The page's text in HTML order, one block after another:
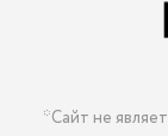
*Сайт не